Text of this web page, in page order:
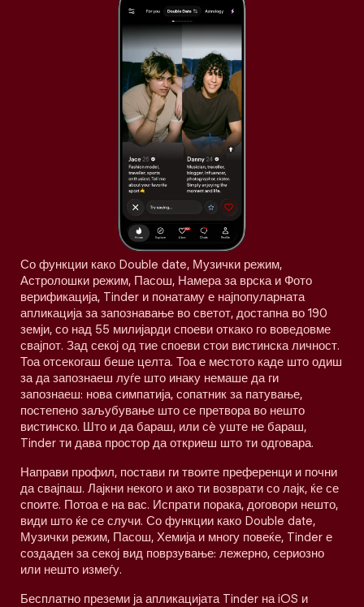
Со функции како Double date, Музички режим,
Астролошки режим, Пасош, Намера за врска и Фото
верификација, Tinder и понатаму е најпопуларната
апликација за запознавање во светот, достапна во 190
земји, со над 55 милијарди споеви откако го воведовме
свајпот. Зад секој од тие споеви стои вистинска личност.
Тоа отсекогаш беше целта. Тоа е местото каде што одиш
за да запознаеш луѓе што инаку немаше да ги
запознаеш: нова симпатија, сопатник за патување,
постепено заљубување што се претвора во нешто
вистинско. Што и да бараш, или сè уште не бараш,
Tinder ти дава простор да откриеш што ти одговара.
Направи профил, постави ги твоите преференци и почни
да свајпаш. Лајкни некого и ако ти возврати со лајк, ќе се
споите. Потоа е на вас. Испрати порака, договори нешто,
види што ќе се случи. Со функции како Double date,
Музички режим, Пасош, Хемија и многу повеќе, Tinder е
создаден за секој вид поврзување: лежерно, сериозно
или нешто измеѓу.
Бесплатно преземи ја апликацијата Tinder на iOS и